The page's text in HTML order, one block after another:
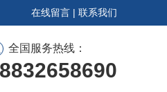
在线留言 | 联系我们
全国服务热线：